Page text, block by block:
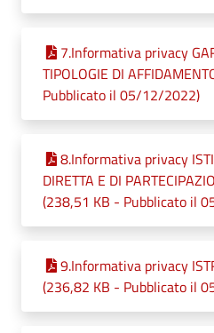
7.Informativa privacy
TIPOLOGIE DI
Pubblicato il 05/12/2022)
8.Informativa privacy
DIRETTA E DI
(238,51 KB - Pubblicato il
9.Informativa privacy
(236,82 KB - Pubblicato il